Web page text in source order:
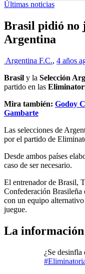
Últimas noticias
Brasil pidió no
Argentina
Argentina F.C., 4 años
Brasil y la Selección
partido en las
Mira también: Godoy
Gambarte
Las selecciones de
por el partido de
Desde ambos países
caso de ser necesario.
El entrenador de Brasil,
Confederación
con un equipo
juegue.
La
¿Se desinfla